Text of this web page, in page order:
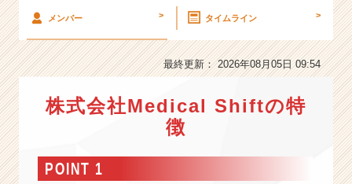
t
会
情
【前
メンバー > タイムライン >
最終更新： 2026年08月05日 09:54
株式会社Medical Shiftの特
徴
POINT 1